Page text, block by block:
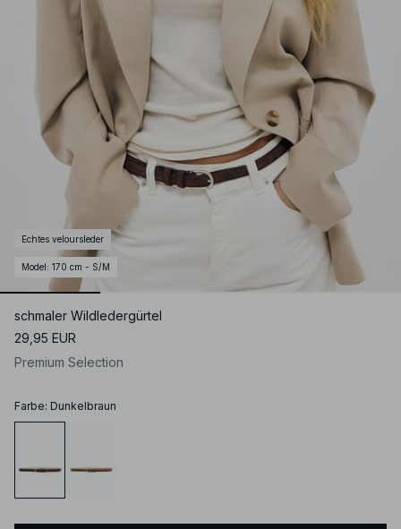
Echtes veloursleder
Model : 170 cm - S/M
schmaler Wildledergürtel
29,95 EUR
Premium Selection
Farbe: Dunkelbraun